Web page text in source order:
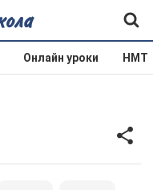
Онлайн уроки НМТ